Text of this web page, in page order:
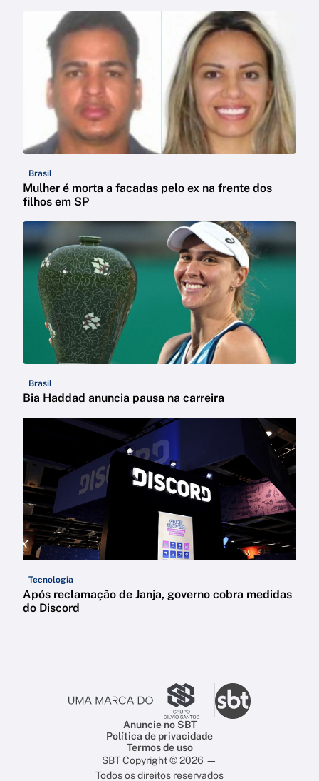
Brasil
Mulher é morta a facadas pelo ex na frente dos
filhos em SP
Brasil
Bia Haddad anuncia pausa na carreira
Tecnologia
Após reclamação de Janja, governo cobra medidas
do Discord
Anuncie no SBT
Política de privacidade
Termos de uso
SBT Copyright © 2026 —
Todos os direitos reservados